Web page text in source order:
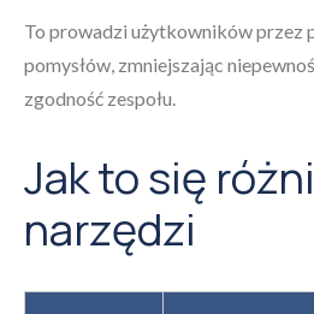
To prowadzi użytkowników przez
pomysłów, zmniejszając
zgodność zespołu.
Jak to się
narzędzi